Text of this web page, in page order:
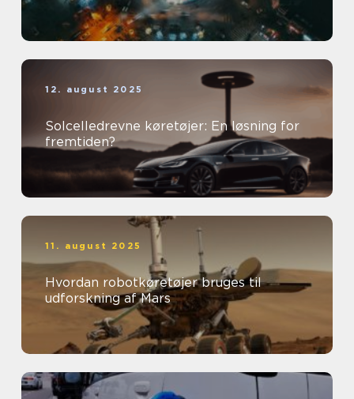
12. august 2025
Solcelledrevne køretøjer: En løsning for
fremtiden?
11. august 2025
Hvordan robotkøretøjer bruges til
udforskning af Mars